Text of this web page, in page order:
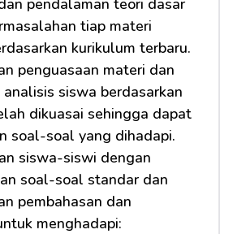
pendalaman teori dasar
tiap materi
kurikulum terbaru.
penguasaan materi dan
analisis siswa berdasarkan
dikuasai sehingga dapat
soal-soal yang dihadapi.
soal-soal standar dan
pembahasan dan
untuk menghadapi: